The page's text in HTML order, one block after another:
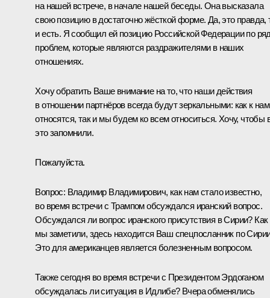
на нашей встрече, в начале нашей беседы. Она высказала
свою позицию в достаточно жёсткой форме. Да, это правда,
и есть. Я сообщил ей позицию Российской Федерации по
проблем, которые являются раздражителями в наших
отношениях.
Хочу обратить Ваше внимание на то, что наши действия
в отношении партнёров всегда будут зеркальными: как к нам
относятся, так и мы будем ко всем относиться. Хочу, чтобы
это запомнили.
Пожалуйста.
Вопрос: Владимир Владимирович, как нам стало известно,
во время встречи с Трампом обсуждался иранский вопрос.
Обсуждался ли вопрос иранского присутствия в Сирии? Как
мы заметили, здесь находится Ваш спецпосланник по
Это для американцев является болезненным вопросом.
Также сегодня во время встречи с ПрезидентомЭрдоганом
обсуждалась ли ситуация в Идлибе? Вчера обменялись